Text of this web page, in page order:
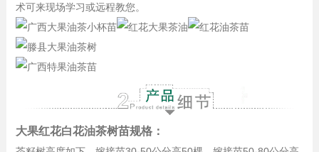
术可来现场学习或远程教您。
大果红花白花油茶树苗规格：